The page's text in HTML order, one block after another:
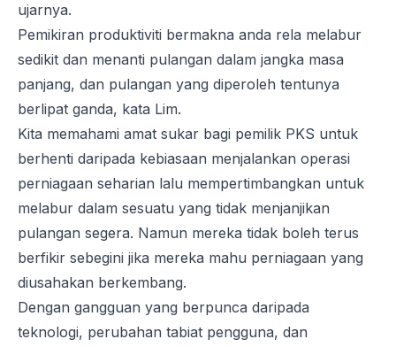
ujarnya.
Pemikiran produktiviti bermakna anda rela melabur
sedikit dan menanti pulangan dalam jangka masa
panjang, dan pulangan yang diperoleh tentunya
berlipat ganda, kata Lim.
Kita memahami amat sukar bagi pemilik PKS untuk
berhenti daripada kebiasaan menjalankan operasi
perniagaan seharian lalu mempertimbangkan untuk
melabur dalam sesuatu yang tidak menjanjikan
pulangan segera. Namun mereka tidak boleh terus
berfikir sebegini jika mereka mahu perniagaan yang
diusahakan berkembang.
Dengan gangguan yang berpunca daripada
teknologi, perubahan tabiat pengguna, dan